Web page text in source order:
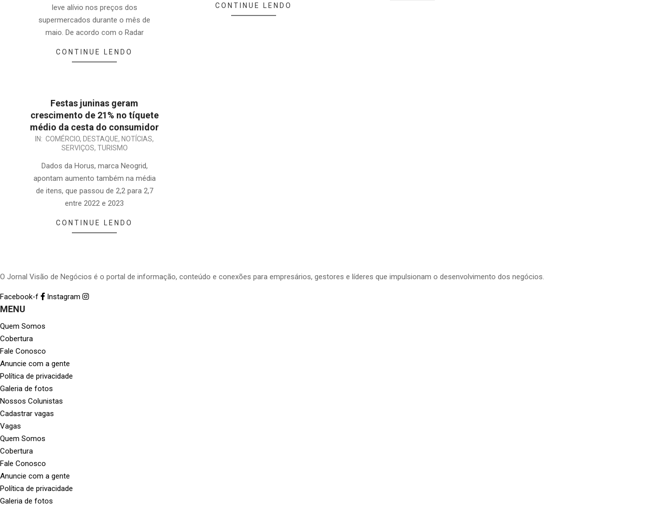
leve alívio nos preços dos
supermercados durante o mês de
maio. De acordo com o Radar
CONTINUE LENDO
CONTINUE LENDO
Festas juninas geram
crescimento de 21% no tíquete
médio da cesta do consumidor
2024-
IN: COMÉRCIO, DESTAQUE, NOTÍCIAS,
SERVIÇOS, TURISMO
Dados da Horus, marca Neogrid,
apontam aumento também na média
de itens, que passou de 2,2 para 2,7
entre 2022 e 2023
CONTINUE LENDO
O Jornal Visão de Negócios é o portal de informação, conteúdo e conexões para empresários, gestores e líderes que impulsionam o desenvolvimento dos negócios.
Facebook-f Instagram
MENU
Quem Somos
Cobertura
Fale Conosco
Anuncie com a gente
Política de privacidade
Galeria de fotos
Nossos Colunistas
Cadastrar vagas
Vagas
Quem Somos
Cobertura
Fale Conosco
Anuncie com a gente
Política de privacidade
Galeria de fotos